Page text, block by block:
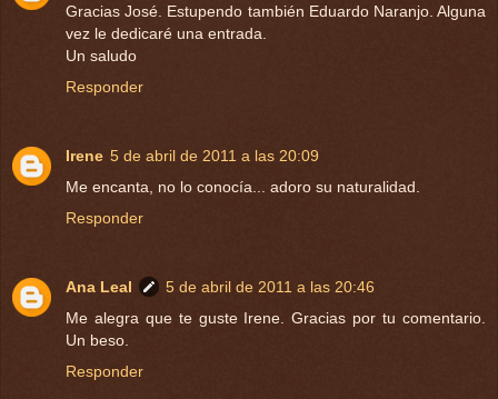
Gracias José. Estupendo también Eduardo Naranjo. Alguna
vez le dedicaré una entrada.
Un saludo
Responder
Irene 5 de abril de 2011 a las 20:09
Me encanta, no lo conocía... adoro su naturalidad.
Responder
Ana Leal
5 de abril de 2011 a las 20:46
Me alegra que te guste Irene. Gracias por tu comentario.
Un beso.
Responder